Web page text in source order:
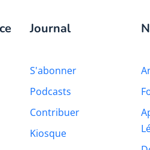
Journal
S'abonner
Podcasts
Contribuer
Kiosque